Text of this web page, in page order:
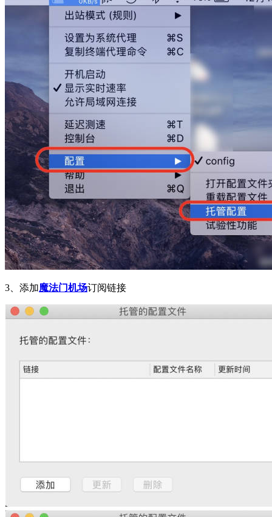
3、添加魔法门机场订阅链接